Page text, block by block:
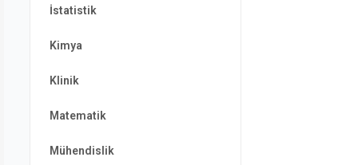
İstatistik
Kimya
Klinik
Matematik
Mühendislik